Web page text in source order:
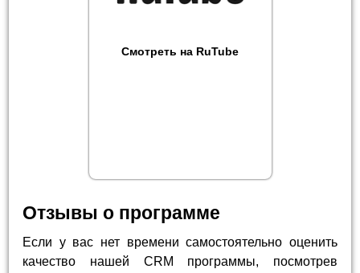
Смотреть на RuTube
Отзывы о программе
Если у вас нет времени самостоятельно оценить
качество нашей CRM программы, посмотрев